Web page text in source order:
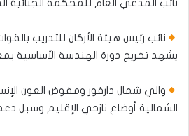
نائب المدعي العام للمحكمة الجنائية
نائب رئيس هيئة الأركان للتدريب
يشهد تخريج دورة الهندسة الأساسية
والي شمال دارفور ومفوض العون
الشمالية أوضاع نازحي الإقليم وسبل